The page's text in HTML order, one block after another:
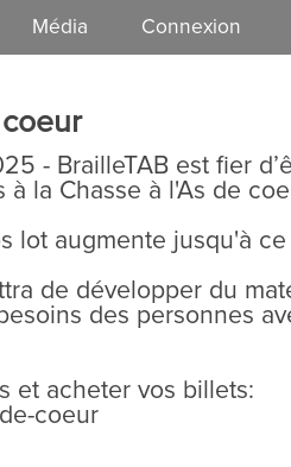
Média Connexion
- BrailleTAB est fier
à la Chasse à l'As de
lot augmente jusqu'à
de développer du
des personnes
et acheter vos billets:
coeur